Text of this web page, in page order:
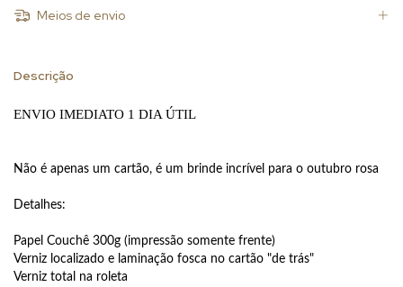
Meios de envio
Descrição
ENVIO IMEDIATO 1 DIA ÚTIL
Não é apenas um cartão, é um brinde incrível para o outubro rosa
Detalhes:
Papel Couchê 300g (impressão somente frente)
Verniz localizado e laminação fosca no cartão "de trás"
Verniz total na roleta